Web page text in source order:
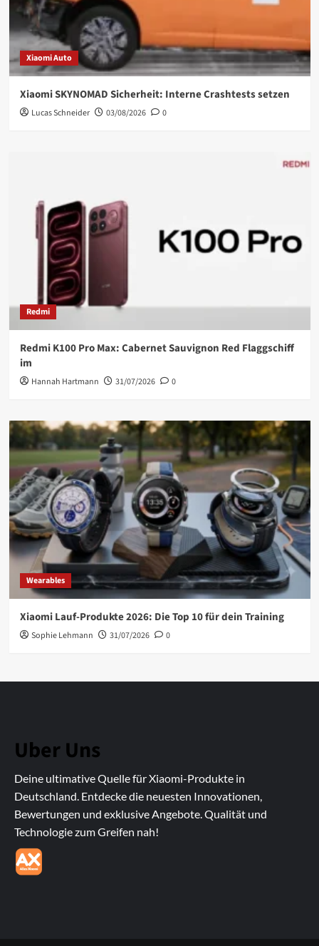
Xiaomi Auto
Xiaomi SKYNOMAD Sicherheit: Interne Crashtests setzen
Lucas Schneider 03/08/2026 0
Redmi
Redmi K100 Pro Max: Cabernet Sauvignon Red Flaggschiff
im
Hannah Hartmann 31/07/2026 0
Wearables
Xiaomi Lauf-Produkte 2026: Die Top 10 für dein Training
Sophie Lehmann 31/07/2026 0
Uber Uns
Deine ultimative Quelle für Xiaomi-Produkte in
Deutschland. Entdecke die neuesten Innovationen,
Bewertungen und exklusive Angebote. Qualität und
Technologie zum Greifen nah!